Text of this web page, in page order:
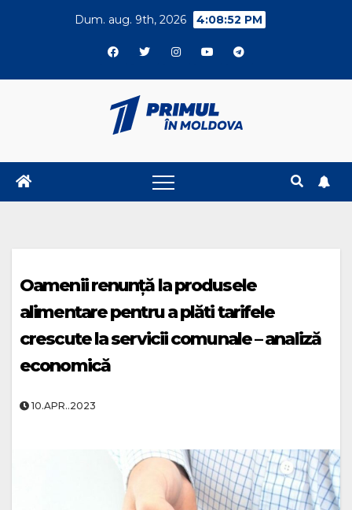
Dum. aug. 9th, 2026 4:08:53 PM
Oamenii renunță la produsele
alimentare pentru a plăti tarifele
crescute la servicii comunale – analiză
economică
10.APR..2023